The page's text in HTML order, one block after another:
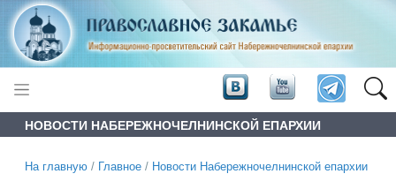
НОВОСТИ НАБЕРЕЖНОЧЕЛНИНСКОЙ ЕПАРХИИ
На главную / Главное / Новости Набережночелнинской епархии